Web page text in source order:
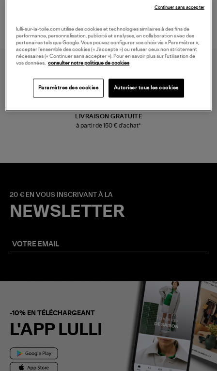
LIVRAISON GRATUITE
à partir de 150 € d'achat*
20 € EN VOUS INSCRIVANT À LA
NEWSLETTER
-10% EN TÉLÉCHARGEANT
L'APP LULLI
lulli-sur-la-toile.com utilise des cookies et technologies similaires à des fins de
performance, personnalisation, publicité et analyses, en collaboration avec des
partenaires tels que Google. Vous pouvez configurer vos choix via « Paramétrer »,
accepter l’ensemble des cookies (« J’accepte ») ou refuser ceux non strictement
nécessaires (« Continuer sans accepter »). Pour en savoir plus sur l’utilisation de
vos données, consulter notre politique de cookies
Paramètres des cookies Autoriser tous les cookies
Continuer sans accepter